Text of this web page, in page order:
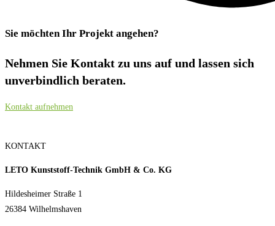
Sie möchten Ihr Projekt angehen?
Nehmen Sie Kontakt zu uns auf und lassen sich
unverbindlich beraten.
Kontakt aufnehmen
KONTAKT
LETO Kunststoff-Technik GmbH & Co. KG
Hildesheimer Straße 1
26384 Wilhelmshaven